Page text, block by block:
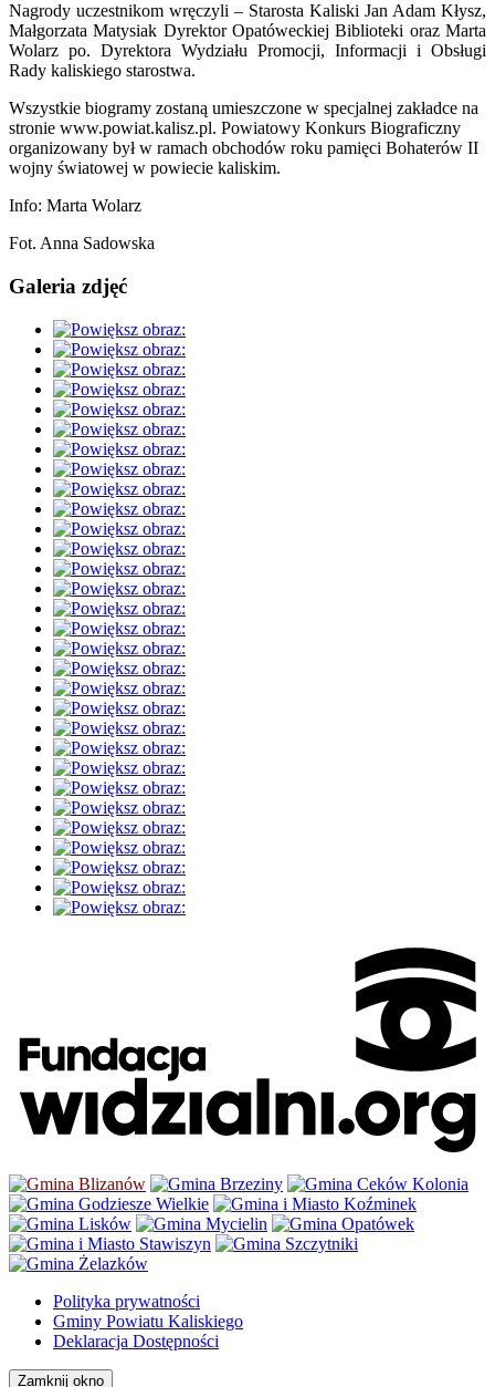
Nagrody uczestnikom wręczyli – Starosta Kaliski Jan Adam Kłysz,
Małgorzata Matysiak Dyrektor Opatóweckiej Biblioteki oraz Marta
Wolarz po. Dyrektora Wydziału Promocji, Informacji i Obsługi
Rady kaliskiego starostwa.
Wszystkie biogramy zostaną umieszczone w specjalnej zakładce na
stronie www.powiat.kalisz.pl. Powiatowy Konkurs Biograficzny
organizowany był w ramach obchodów roku pamięci Bohaterów II
wojny światowej w powiecie kaliskim.
Info: Marta Wolarz
Fot. Anna Sadowska
Galeria zdjęć
Polityka prywatności
Gminy Powiatu Kaliskiego
Deklaracja Dostępności
Zamknij okno